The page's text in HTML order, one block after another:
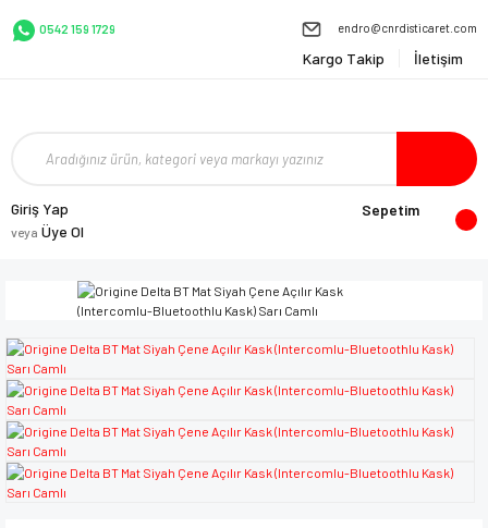
0542 159 1729 endro@cnrdisticaret.com
Kargo Takip İletişim
Giriş Yap
veya Üye Ol
Sepetim